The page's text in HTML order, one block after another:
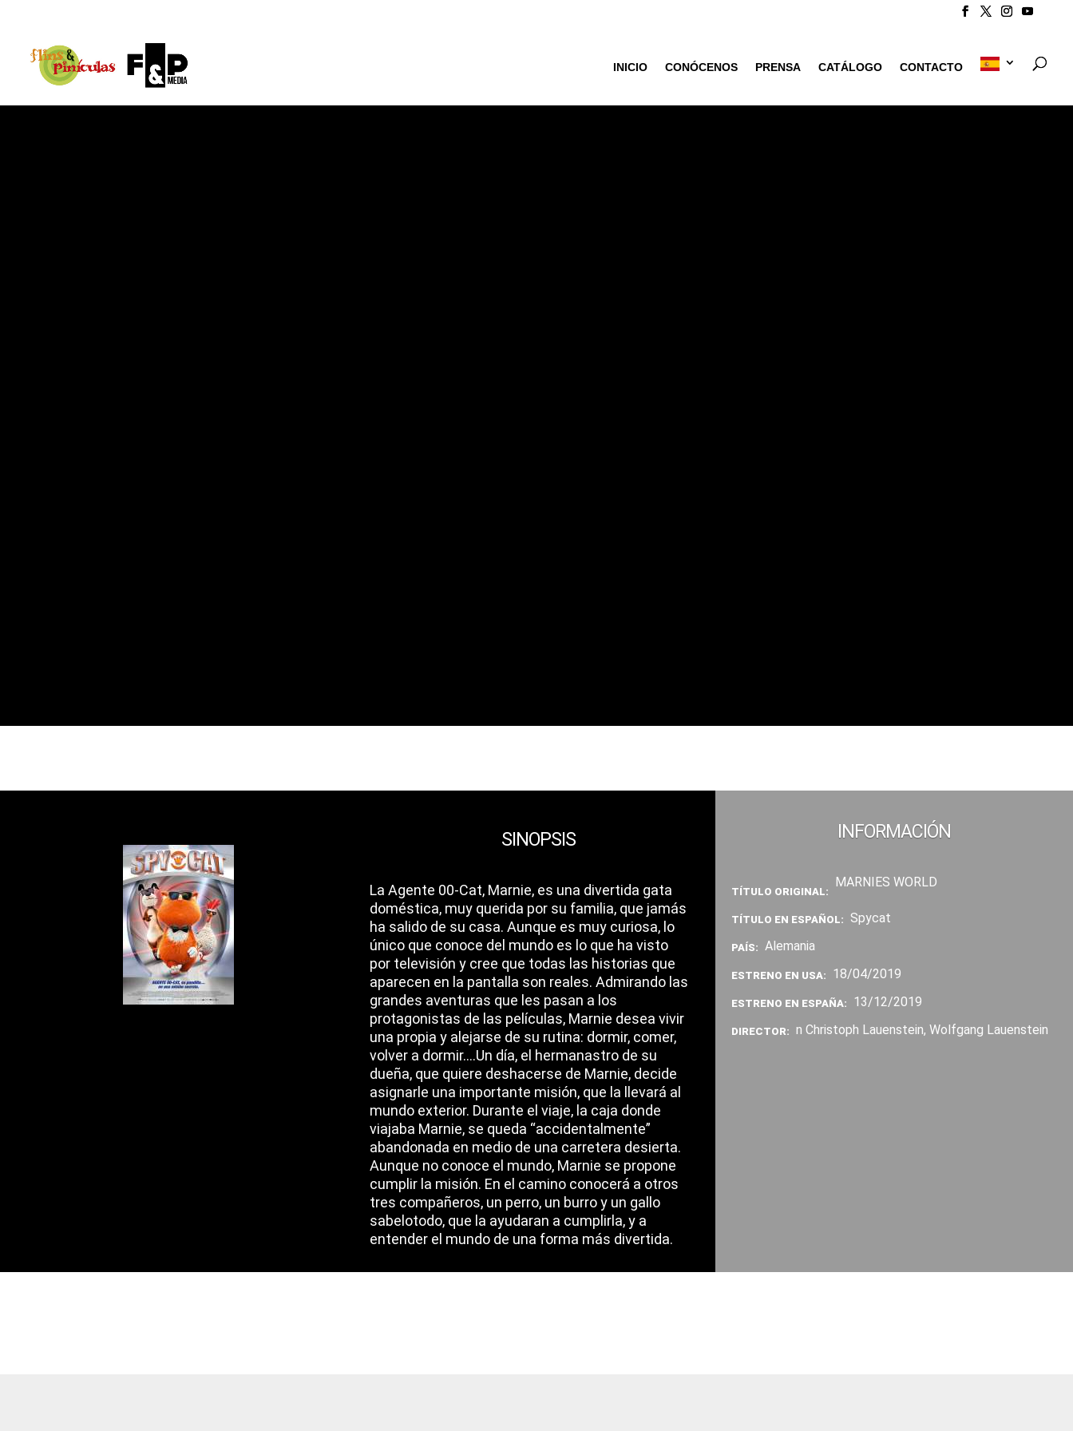
INICIO CONÓCENOS PRENSA CATÁLOGO CONTACTO
SINOPSIS
La Agente 00-Cat, Marnie, es una divertida gata
doméstica, muy querida por su familia, que jamás
ha salido de su casa. Aunque es muy curiosa, lo
único que conoce del mundo es lo que ha visto
por televisión y cree que todas las historias que
aparecen en la pantalla son reales. Admirando las
grandes aventuras que les pasan a los
protagonistas de las películas, Marnie desea vivir
una propia y alejarse de su rutina: dormir, comer,
volver a dormir....Un día, el hermanastro de su
dueña, que quiere deshacerse de Marnie, decide
asignarle una importante misión, que la llevará al
mundo exterior. Durante el viaje, la caja donde
viajaba Marnie, se queda “accidentalmente”
abandonada en medio de una carretera desierta.
Aunque no conoce el mundo, Marnie se propone
cumplir la misión. En el camino conocerá a otros
tres compañeros, un perro, un burro y un gallo
sabelotodo, que la ayudaran a cumplirla, y a
entender el mundo de una forma más divertida.
INFORMACIÓN
TÍTULO ORIGINAL:
MARNIES WORLD
TÍTULO EN ESPAÑOL: Spycat
PAÍS: Alemania
ESTRENO EN USA: 18/04/2019
ESTRENO EN ESPAÑA: 13/12/2019
DIRECTOR: n Christoph Lauenstein, Wolfgang Lauenstein